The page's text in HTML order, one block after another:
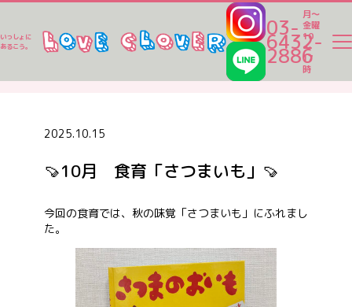
いっしょに
あるこう。
03-
6432-
2886
月～
金曜
10
～
17
時
一時保育
家事代行
2025.10.15
🍠10月 食育「さつまいも」🍠
今回の食育では、秋の味覚「さつまいも」にふれまし
た。